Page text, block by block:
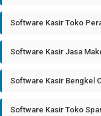
Software Kasir Toko
Software Kasir Jasa
Software Kasir Bengkel
Software Kasir Toko